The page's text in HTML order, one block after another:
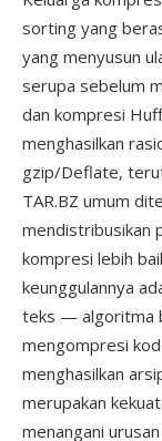
sorting yang
yang menyusun
serupa sebelum
dan kompresi
menghasilkan
gzip/Deflate,
TAR.BZ umum
mendistribusikan
kompresi lebih
keunggulannya
teks — algoritma
mengompresi
menghasilkan
merupakan
menangani